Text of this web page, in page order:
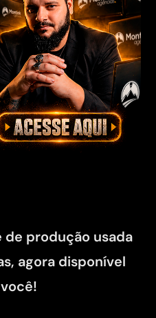
de produção usada
agora disponível